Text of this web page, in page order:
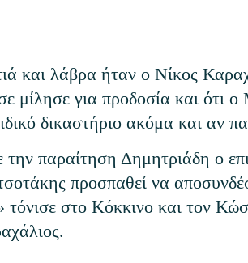
και λάβρα ήταν ο Νίκος
μίλησε για προδοσία και ότι
δικαστήριο ακόμα και αν
παραίτηση Δημητριάδη ο
προσπαθεί να
τόνισε στο Κόκκινο και τον